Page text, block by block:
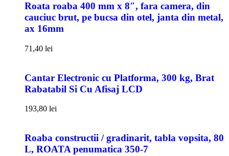
Roata roaba 400 mm x 8″, fara camera, din
cauciuc brut, pe bucsa din otel, janta din metal,
ax 16mm
71,40 lei
Cantar Electronic cu Platforma, 300 kg, Brat
Rabatabil Si Cu Afisaj LCD
193,80 lei
Roaba constructii / gradinarit, tabla vopsita, 80
L, ROATA penumatica 350-7